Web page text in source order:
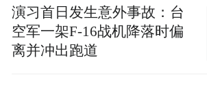
演习首日发生意外事故：台
空军一架F-16战机降落时偏
离并冲出跑道